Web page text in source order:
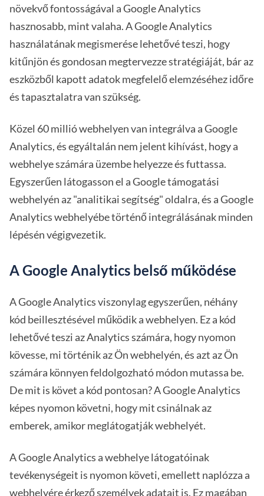
növekvő fontosságával a Google Analytics
hasznosabb, mint valaha. A Google Analytics
használatának megismerése lehetővé teszi, hogy
kitűnjön és gondosan megtervezze stratégiáját, bár az
eszközből kapott adatok megfelelő elemzéséhez időre
és tapasztalatra van szükség.
Közel 60 millió webhelyen van integrálva a Google
Analytics, és egyáltalán nem jelent kihívást, hogy a
webhelye számára üzembe helyezze és futtassa.
Egyszerűen látogasson el a Google támogatási
webhelyén az "analitikai segítség" oldalra, és a Google
Analytics webhelyébe történő integrálásának minden
lépésén végigvezetik.
A Google Analytics belső működése
A Google Analytics viszonylag egyszerűen, néhány
kód beillesztésével működik a webhelyen. Ez a kód
lehetővé teszi az Analytics számára, hogy nyomon
kövesse, mi történik az Ön webhelyén, és azt az Ön
számára könnyen feldolgozható módon mutassa be.
De mit is követ a kód pontosan? A Google Analytics
képes nyomon követni, hogy mit csinálnak az
emberek, amikor meglátogatják webhelyét.
A Google Analytics a webhelye látogatóinak
tevékenységeit is nyomon követi, emellett naplózza a
webhelyére érkező személyek adatait is. Ez magában